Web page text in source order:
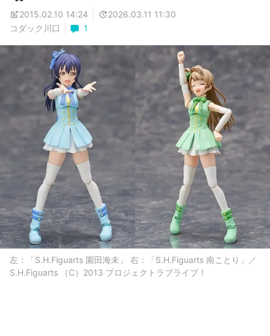
2015.02.10 14:24
2026.03.11 11:30
コダック川口
1
左：「S.H.Figuarts 園田海未」 右：「S.H.Figuarts 南ことり」／
S.H.Figuarts （C）2013 プロジェクトラブライブ！